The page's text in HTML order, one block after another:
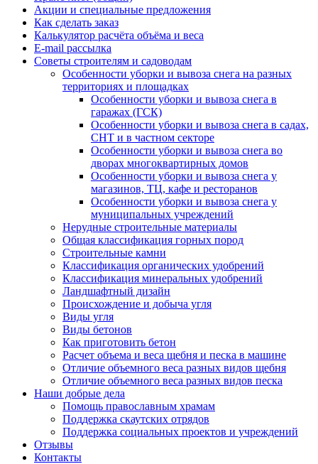
Акции и специальные предложения
Как сделать заказ
Калькулятор расчёта объёма и веса
E-mail рассылка
Советы строителям и садоводам
Особенности уборки и вывоза снега на разных
территориях и площадках
Особенности уборки и вывоза снега в
гаражах (ГСК)
Особенности уборки и вывоза снега в садах,
СНТ и в частном секторе
Особенности уборки и вывоза снега во
дворах многоквартирных домов
Особенности уборки и вывоза снега у
магазинов, ТЦ, кафе и ресторанов
Особенности уборки и вывоза снега у
муниципальных учреждений
Нерудные строительные материалы
Общая классификация горных пород
Строительные камни
Классификация органических удобрений
Классификация минеральных удобрений
Ландшафтный дизайн
Происхождение и добыча угля
Виды угля
Виды бетонов
Как приготовить бетон
Расчет объема и веса щебня и песка в машине
Отличие объемного веса разных видов щебня
Отличие объемного веса разных видов песка
Наши добрые дела
Помощь православным храмам
Поддержка скаутских отрядов
Поддержка социальных проектов и учреждений
Отзывы
Контакты